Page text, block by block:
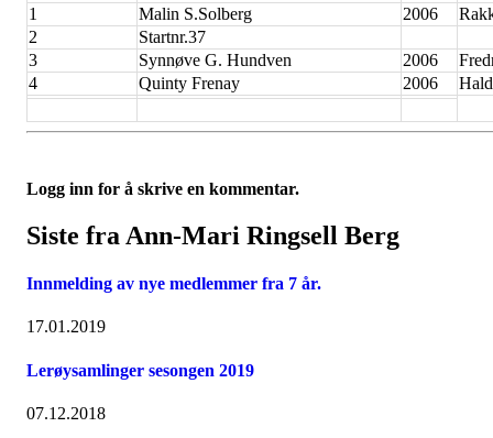
1
Malin S.Solberg 2006
2
Startnr.37
3
Synnøve G. Hundven 2006
4
Quinty Frenay 2006
Logg inn for å skrive en kommentar.
Siste fra Ann-Mari Ringsell Berg
Innmelding av nye medlemmer fra 7 år.
17.01.2019
Lerøysamlinger sesongen 2019
07.12.2018